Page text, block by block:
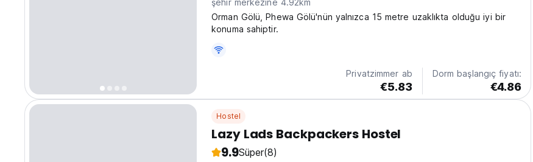
şehir merkezine 4.92km
Orman Gölü, Phewa Gölü'nün yalnızca 15 metre uzaklıkta olduğu iyi bir
konuma sahiptir.
Privatzimmer ab
€5.83
Dorm başlangıç fiyatı:
€4.86
Hostel
Lazy Lads Backpackers Hostel
9.9Süper(8)